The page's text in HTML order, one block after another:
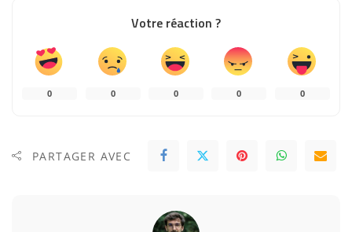
Votre réaction ?
0 0 0 0 0
PARTAGER AVEC